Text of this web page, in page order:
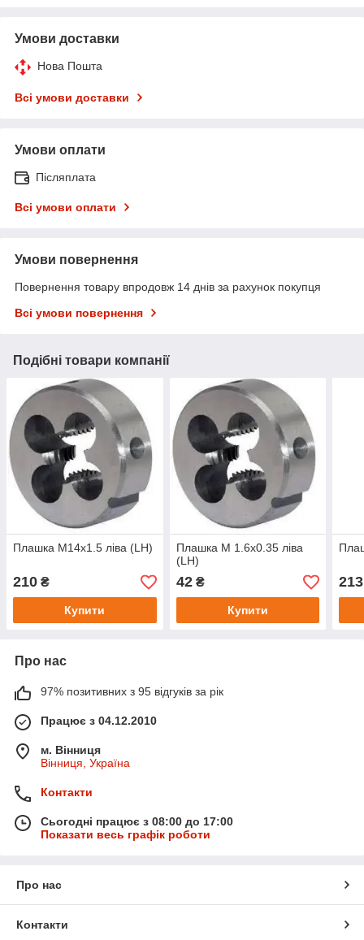
Умови доставки
Нова Пошта
Всі умови доставки
Умови оплати
Післяплата
Всі умови оплати
Умови повернення
Повернення товару впродовж 14 днів за рахунок покупця
Всі умови повернення
Подібні товари компанії
Плашка М14х1.5 ліва (LH)
210 ₴
Купити
Плашка М 1.6х0.35 ліва
(LH)
42₴
Купити
213
Про нас
97% позитивних з 95 відгуків за рік
Працює з 04.12.2010
м. Вінниця
Вінниця, Україна
Контакти
Сьогодні працює з 08:00 до 17:00
Показати весь графік роботи
Про нас
Контакти